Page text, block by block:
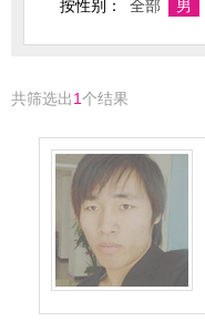
按性别：
全部 男
共筛选出1个结果